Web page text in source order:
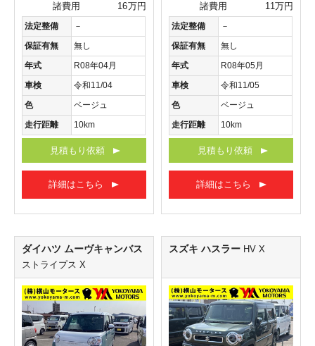
諸費用
16万円
法定整備
－
保証有無
無し
年式
R08年04月
車検
令和11/04
色
ベージュ
走行距離
10km
見積もり依頼
詳細はこちら
諸費用
11万円
法定整備
－
保証有無
無し
年式
R08年05月
車検
令和11/05
色
ベージュ
走行距離
10km
見積もり依頼
詳細はこちら
ダイハツ ムーヴキャンバス
ストライプス X
スズキ ハスラー HV X